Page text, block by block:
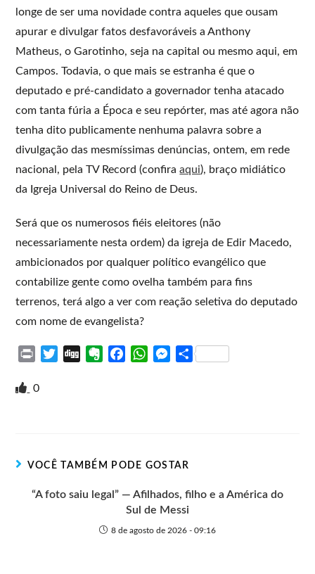
longe de ser uma novidade contra aqueles que ousam
apurar e divulgar fatos desfavoráveis a Anthony
Matheus, o Garotinho, seja na capital ou mesmo aqui, em
Campos. Todavia, o que mais se estranha é que o
deputado e pré-candidato a governador tenha atacado
com tanta fúria a Época e seu repórter, mas até agora não
tenha dito publicamente nenhuma palavra sobre a
divulgação das mesmíssimas denúncias, ontem, em rede
nacional, pela TV Record (confiraaqui), braço midiático
da Igreja Universal do Reino de Deus.
Será que os numerosos fiéis eleitores (não
necessariamente nesta ordem) da igreja de Edir Macedo,
ambicionados por qualquer político evangélico que
contabilize gente como ovelha também para fins
terrenos, terá algo a ver com reação seletiva do deputado
com nome de evangelista?
i
D
e
k
W
p
M
e
S
0
VOCÊ TAMBÉM PODE GOSTAR
“A foto saiu legal” — Afilhados, filho e a América do
Sul de Messi
8 de agosto de 2026 - 09:16